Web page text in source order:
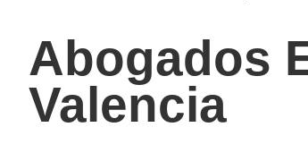
Abogados
Valencia